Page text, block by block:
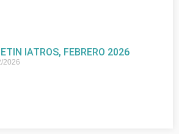
IATROS, FEBRERO 2026
2026